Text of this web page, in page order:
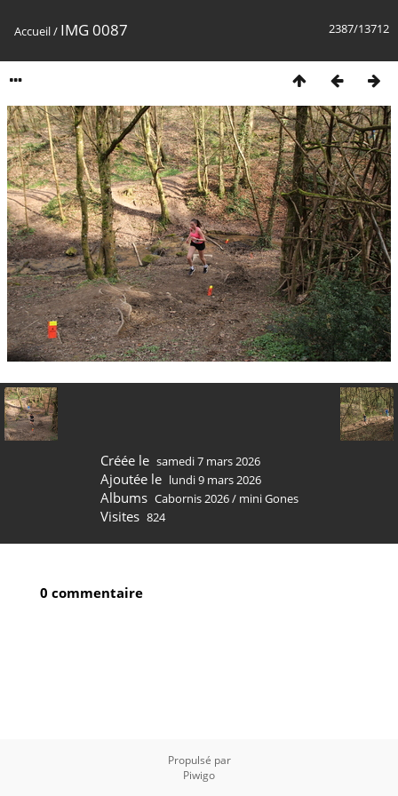
2387/13712
Accueil/ IMG 0087
Créée le samedi 7 mars 2026
Ajoutée le lundi 9 mars 2026
Albums Cabornis 2026/ mini Gones
Visites 824
0 commentaire
Propulsé par
Piwigo